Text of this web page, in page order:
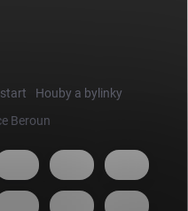
Houby a bylinky
Beroun